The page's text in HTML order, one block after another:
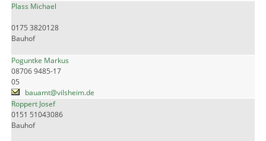
Plass Michael
0175 3820128
Bauhof
Poguntke Markus
08706 9485-17
05
bauamt@vilsheim.de
Roppert Josef
0151 51043086
Bauhof